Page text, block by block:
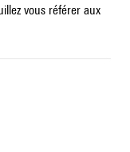
vous référer aux